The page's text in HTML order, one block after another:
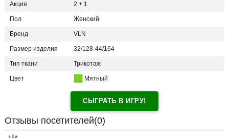
Акция 2 + 1
Пол Женский
Бренд VLN
Размер изделия 32/128-44/164
Тип ткани Трикотаж
Цвет Мятный
СЫГРАТЬ В ИГРУ!
Отзывы посетителей(0)